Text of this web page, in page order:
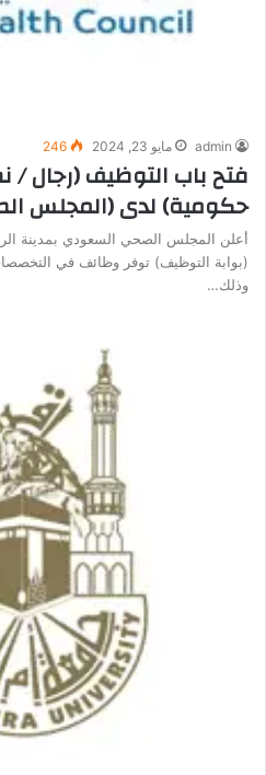
admin مايو 23, 2024 246
فتح باب التوظيف (رجال
حكومية) لدى (المجلس
أعلن المجلس الصحي السعودي بمدينة
(بوابة التوظيف) توفر وظائف في التخصصات
وذلك…